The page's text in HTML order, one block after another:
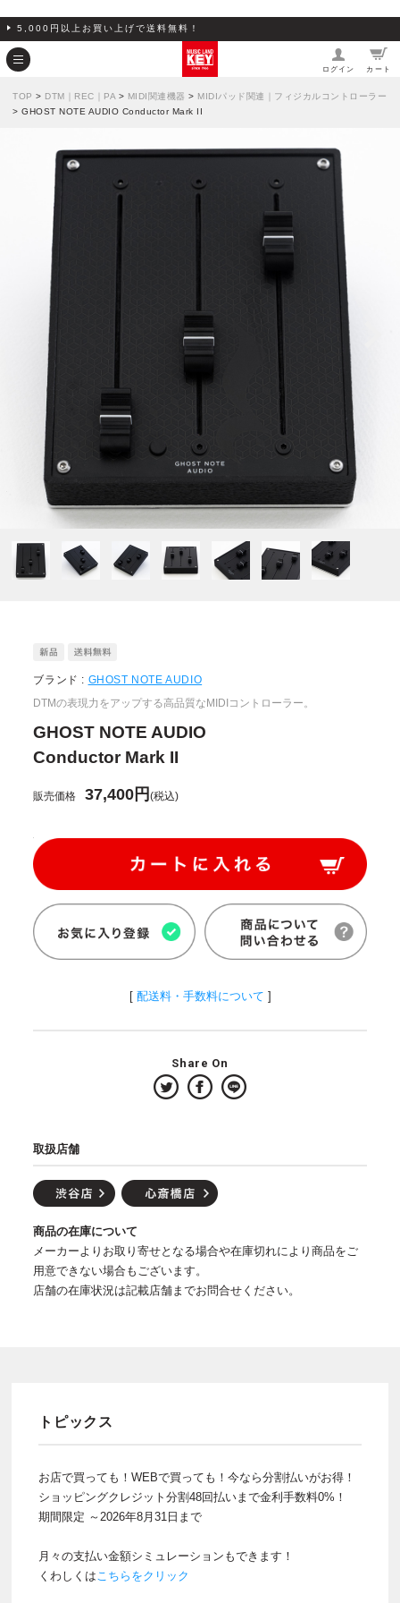
5,000円以上お買い上げで送料無料！
ログイン カート
TOP > DTM｜REC｜PA > MIDI関連機器 > MIDIパッド関連｜フィジカルコントローラー
> GHOST NOTE AUDIO Conductor Mark II
ブランド : GHOST NOTE AUDIO
DTMの表現力をアップする高品質なMIDIコントローラー。
GHOST NOTE AUDIO
Conductor Mark II
販売価格 37,400円(税込)
[ 配送料・手数料について ]
Share On
取扱店舗
商品の在庫について
メーカーよりお取り寄せとなる場合や在庫切れにより商品をご
用意できない場合もございます。
店舗の在庫状況は記載店舗までお問合せください。
トピックス
お店で買っても！WEBで買っても！今なら分割払いがお得！
ショッピングクレジット分割48回払いまで金利手数料0%！
期間限定 ～2026年8月31日まで
月々の支払い金額シミュレーションもできます！
くわしくはこちらをクリック